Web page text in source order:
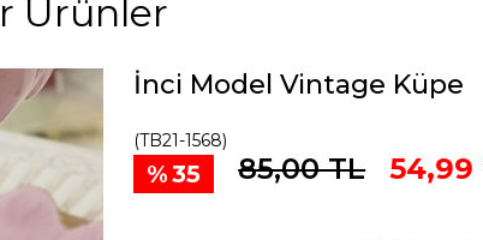
Ürünler
İnci Model Vintage Küpe
(TB21-1568)
35 85,00 TL 54,99